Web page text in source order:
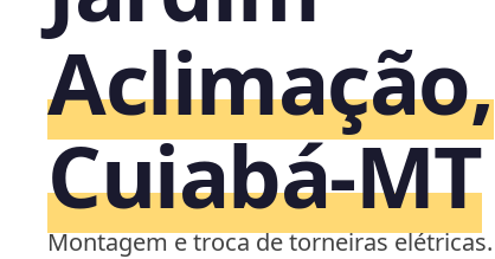
Aclimação,
Cuiabá‑MT
Montagem e troca de torneiras elétricas.